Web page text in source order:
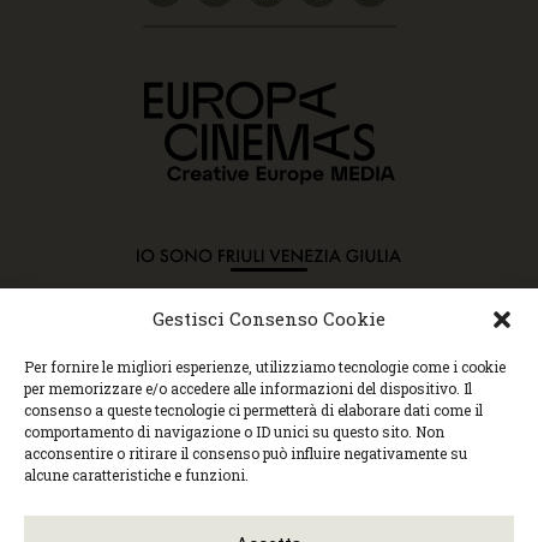
Gestisci Consenso Cookie
Per fornire le migliori esperienze, utilizziamo tecnologie come i cookie
per memorizzare e/o accedere alle informazioni del dispositivo. Il
consenso a queste tecnologie ci permetterà di elaborare dati come il
comportamento di navigazione o ID unici su questo sito. Non
acconsentire o ritirare il consenso può influire negativamente su
alcune caratteristiche e funzioni.
Copyright © 2015 Cec, Tutti i diritti riservati. Nessun
contenuto può essere copiato o manipolato. Accedendo al
sito approvi la Policy sulla privacy e la Policy sui
contenuti.
Centro espressioni cinematografiche, via Villalta, 24 |
33100 Udine | tel. 0432 299545 | P.Iva 01295290306 |
cec@cecudine.org